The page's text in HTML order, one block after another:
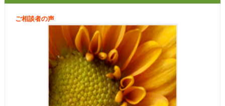
ご相談者の声